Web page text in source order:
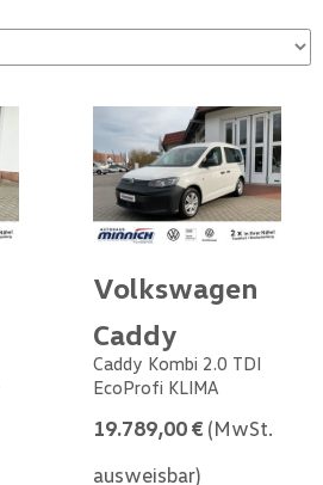
Volkswagen
Caddy
Caddy Kombi 2.0 TDI
EcoProfi KLIMA
19.789,00 € (MwSt.
ausweisbar)